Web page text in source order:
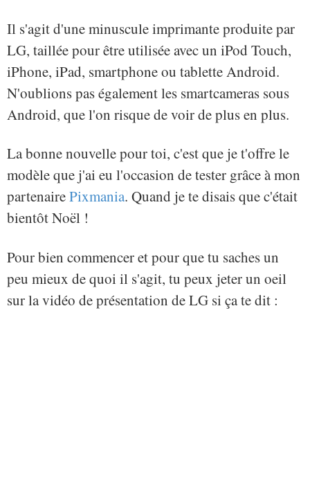
Il s'agit d'une minuscule imprimante produite par
LG, taillée pour être utilisée avec un iPod Touch,
iPhone, iPad, smartphone ou tablette Android.
N'oublions pas également les smartcameras sous
Android, que l'on risque de voir de plus en plus.
La bonne nouvelle pour toi, c'est que je t'offre le
modèle que j'ai eu l'occasion de tester grâce à mon
partenairePixmania. Quand je te disais que c'était
bientôt Noël !
Pour bien commencer et pour que tu saches un
peu mieux de quoi il s'agit, tu peux jeter un oeil
sur la vidéo de présentation de LG si ça te dit :